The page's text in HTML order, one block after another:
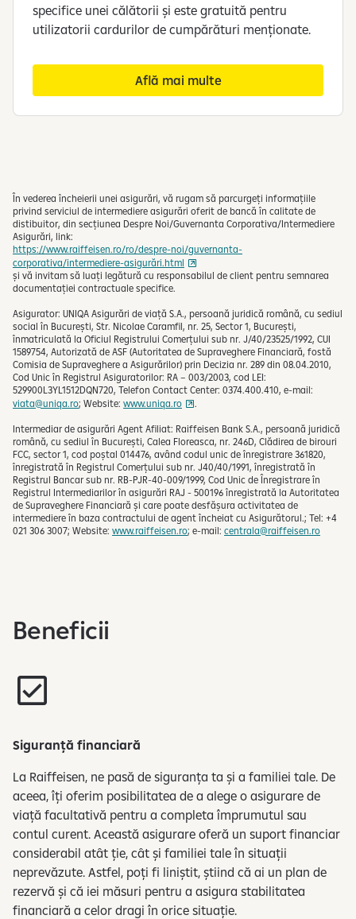
specifice unei călătorii și este gratuită pentru
utilizatorii cardurilor de cumpărături menționate.
Află mai multe
În vederea încheierii unei asigurări, vă rugam să parcurgeți informațiile
privind serviciul de intermediere asigurări oferit de bancă în calitate de
distibuitor, din secțiunea Despre Noi/Guvernanta Corporativa/Intermediere
Asigurări, link:
https://www.raiffeisen.ro/ro/despre-noi/guvernanta-
corporativa/intermediere-asigurări.html
și vă invitam să luați legătură cu responsabilul de client pentru semnarea
documentației contractuale specifice.
Asigurator: UNIQA Asigurări de viață S.A., persoană juridică română, cu sediul
social în București, Str. Nicolae Caramfil, nr. 25, Sector 1, București,
înmatriculată la Oficiul Registrului Comerțului sub nr. J/40/23525/1992, CUI
1589754, Autorizată de ASF (Autoritatea de Supraveghere Financiară, fostă
Comisia de Supraveghere a Asigurărilor) prin Decizia nr. 289 din 08.04.2010,
Cod Unic în Registrul Asiguratorilor: RA – 003/2003, cod LEI:
529900L3YL1512DQN720, Telefon Contact Center: 0374.400.410, e-mail:
viata@uniqa.ro; Website: www.uniqa.ro .
Intermediar de asigurări Agent Afiliat: Raiffeisen Bank S.A., persoană juridică
română, cu sediul în București, Calea Floreasca, nr. 246D, Clădirea de birouri
FCC, sector 1, cod poștal 014476, având codul unic de înregistrare 361820,
înregistrată în Registrul Comerțului sub nr. J40/40/1991, înregistrată în
Registrul Bancar sub nr. RB-PJR-40-009/1999, Cod Unic de Înregistrare în
Registrul Intermediarilor în asigurări RAJ - 500196 înregistrată la Autoritatea
de Supraveghere Financiară și care poate desfășura activitatea de
intermediere în baza contractului de agent încheiat cu Asigurătorul.; Tel: +4
021 306 3007; Website: www.raiffeisen.ro; e-mail: centrala@raiffeisen.ro
Beneficii
Siguranță financiară
La Raiffeisen, ne pasă de siguranța ta și a familiei tale. De
aceea, îți oferim posibilitatea de a alege o asigurare de
viață facultativă pentru a completa împrumutul sau
contul curent. Această asigurare oferă un suport financiar
considerabil atât ție, cât și familiei tale în situații
neprevăzute. Astfel, poți fi liniștit, știind că ai un plan de
rezervă și că iei măsuri pentru a asigura stabilitatea
financiară a celor dragi în orice situație.